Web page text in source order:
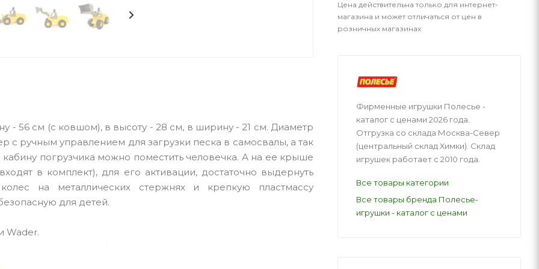
- 56 см (с ковшом), в высоту - 28 см, в ширину - 21 см. Диаметр
с ручным управлением для загрузки песка в самосвалы, а так
погрузчика можно поместить человечка. А на ее крыше
в комплект), для его активации, достаточно выдернуть
на металлических стержнях и крепкую пластмассу
для детей.
Wader.
Цена действительна только для интернет-
магазина и может отличаться от цен в
розничных магазинах
Фирменные игрушки Полесье -
каталог с ценами 2026 года.
Отгрузка со склада Москва-Север
(центральный склад Химки). Склад
игрушек работает с 2010 года.
Все товары категории
Все товары бренда Полесье-
игрушки - каталог с ценами